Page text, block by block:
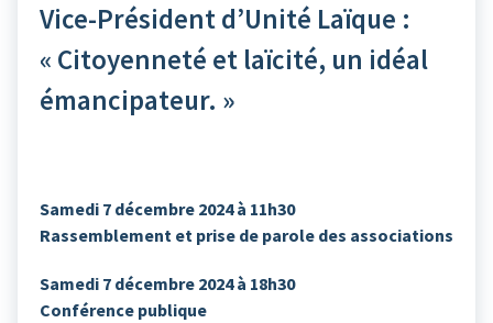
Vice-Président d’Unité Laïque :
« Citoyenneté et laïcité, un idéal
émancipateur. »
Samedi 7 décembre 2024 à 11h30
Rassemblement et prise de parole des associations
Samedi 7 décembre 2024 à 18h30
Conférence publique